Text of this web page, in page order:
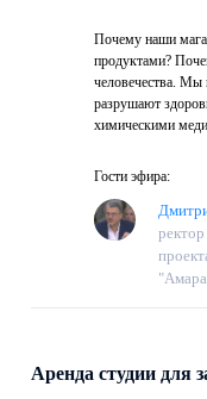
Почему наши
продуктами?
человечества. Мы
разрушают
химическими
Гости эфира:
Аренда студии для